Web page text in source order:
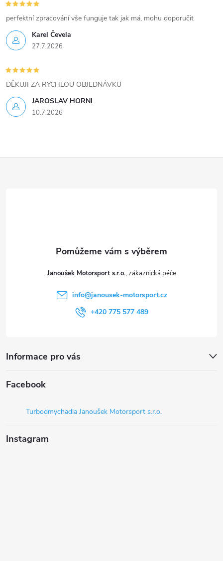
Karel Čevela
27.7.2026
perfektní zpracování vše funguje tak jak má, mohu doporučit
JAROSLAV HORNI
10.7.2026
DĚKUJI ZA RYCHLOU OBJEDNÁVKU
Janoušek Motorsport s.r.o.
info@janousek-motorsport.cz
+420 775 577 489
Informace pro vás
Facebook
Turbodmychadla Janoušek Motorsport s.r.o.
Instagram